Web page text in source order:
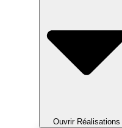
Ouvrir Réalisations